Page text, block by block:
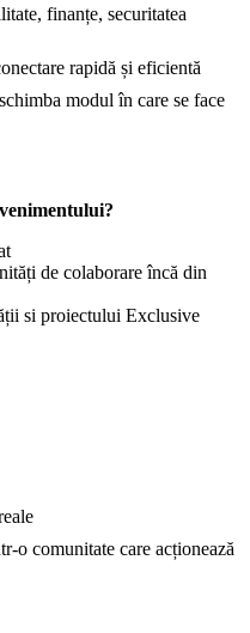
finanțe, securitatea
rapidă și eficientă
modul în care se face
de colaborare încă din
si proiectului Exclusive
o comunitate care acționează